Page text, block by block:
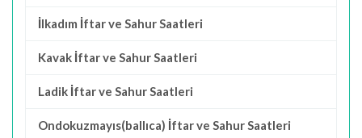
İlkadım İftar ve Sahur Saatleri
Kavak İftar ve Sahur Saatleri
Ladik İftar ve Sahur Saatleri
Ondokuzmayıs(ballıca) İftar ve Sahur Saatleri